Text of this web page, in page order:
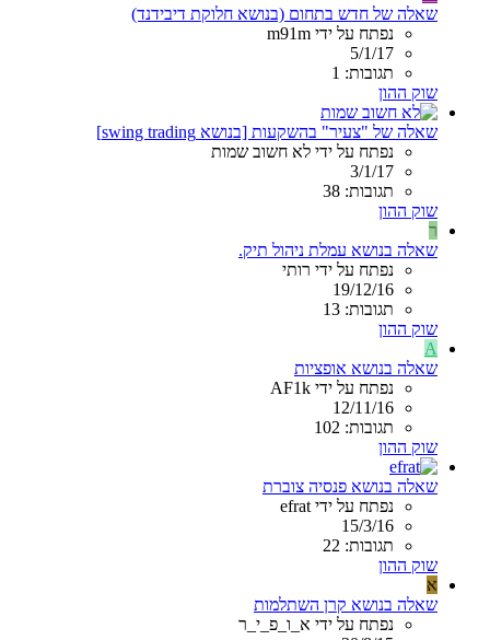
שאלה של חדש בתחום (בנושא חלוקת דיבידנד)
נפתח על ידי m91m
5/1/17
תגובות: 1
שוק ההון
שאלה של "צעיר" בהשקעות [בנושא swing trading]
נפתח על ידי לא חשוב שמות
3/1/17
תגובות: 38
שוק ההון
ר
שאלה בנושא עמלת ניהול תיק.
נפתח על ידי רותי
19/12/16
תגובות: 13
שוק ההון
A
שאלה בנושא אופציות
נפתח על ידי AF1k
12/11/16
תגובות: 102
שוק ההון
שאלה בנושא פנסיה צוברת
נפתח על ידי efrat
15/3/16
תגובות: 22
שוק ההון
א
שאלה בנושא קרן השתלמות
נפתח על ידי א_ו_פ_י_ר